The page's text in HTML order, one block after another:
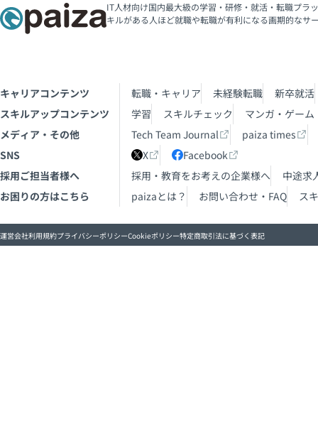
IT人材向け国内最大級の学習・研修・就活・転職プラ
キルがある人ほど就職や転職が有利になる画期的なサ
キャリアコンテンツ 転職・キャリア 未経験転職
新卒就活
スキルアップコンテンツ
学習 スキルチェック
マンガ・ゲーム
メディア・その他
Tech Team Journal
paiza times
SNS
X
Facebook
採用ご担当者様へ
採用・教育をお考えの企業様へ
中途求
お困りの方はこちら
paizaとは？ お問い合わせ・FAQ ス
運営会社利用規約プライバシーポリシーCookieポリシー特定商取引法に基づく表記